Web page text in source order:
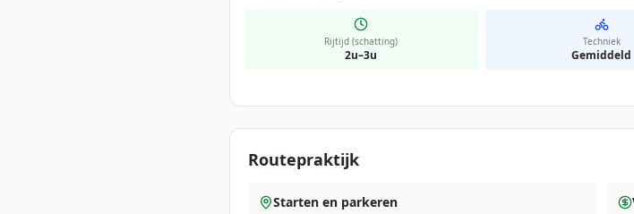
Rijtijd (schatting)
2u–3u
Techniek
Gemiddeld
Routepraktijk
Starten en parkeren